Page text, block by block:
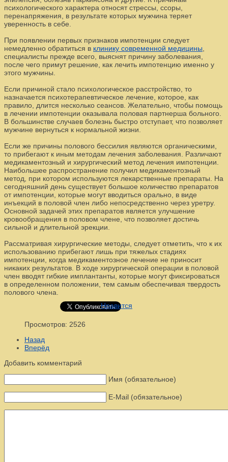
психологического характера относят стрессы, ссоры,
перенапряжения, в результате которых мужчина теряет
уверенность в себе.
При появлении первых признаков импотенции следует
немедленно обратиться в клинику современной медицины
специалисты прежде всего, выяснят причину заболевания,
после чего примут решение, как лечить импотенцию именно у
этого мужчины.
Если причиной стало психологическое расстройство, то
назначается психотерапевтическое лечение, которое, как
правило, длится несколько сеансов. Желательно, чтобы помощь
в лечении импотенции оказывала половая партнерша больного.
В большинстве случаев болезнь быстро отступает, что позволяет
мужчине вернуться к нормальной жизни.
Если же причины полового бессилия являются органическими,
то прибегают к иным методам лечения заболевания. Различают
медикаментозный и хирургический метод лечения импотенции.
Наибольшее распространение получил медикаментозный
метод, при котором используются лекарственные препараты. На
сегодняшний день существует большое количество препаратов
от импотенции, которые могут вводиться орально, в виде
инъекций в половой член либо непосредственно через уретру.
Основной задачей этих препаратов является улучшение
кровообращения в половом члене, что позволяет достичь
сильной и длительной эрекции.
Рассматривая хирургические методы, следует отметить, что к их
использованию прибегают лишь при тяжелых стадиях
импотенции, когда медикаментозное лечение не приносит
никаких результатов. В ходе хирургической операции в половой
член вводят гибкие имплантанты, которые могут фиксироваться
в определенном положении, тем самым обеспечивая твердость
полового члена.
Нравится
Просмотров: 2526
Назад
Вперёд
Добавить комментарий
Имя (обязательное)
E-Mail (обязательное)